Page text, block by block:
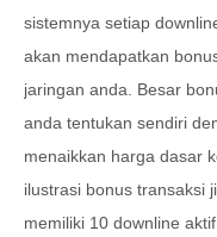
sistemnya setiap
akan mendapatkan
jaringan anda. Besar
anda tentukan sendiri
menaikkan harga dasar
ilustrasi bonus transaksi
memiliki 10 downline